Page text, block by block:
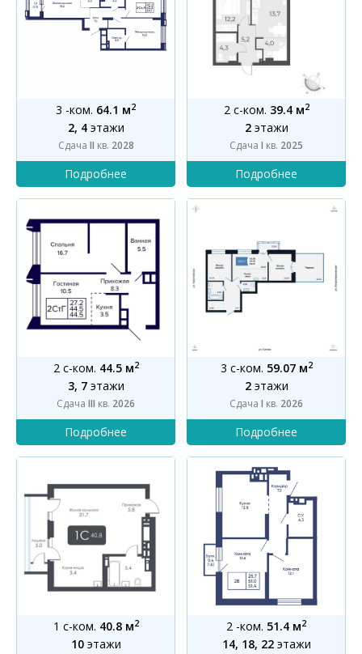
3 -ком. 64.1 м2
2, 4этажи
Сдача II кв. 2028
2 с-ком. 39.4 м2
2этажи
Сдача I кв. 2025
2 с-ком. 44.5 м2
3, 7этажи
Сдача III кв. 2026
3 с-ком. 59.07 м2
2этажи
Сдача I кв. 2026
1 с-ком. 40.8 м2
10этажи
2 -ком. 51.4 м2
14, 18, 22этажи